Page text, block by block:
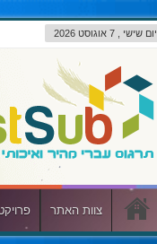
יום שישי , 7 אוגוסט 2026
צוות האתר